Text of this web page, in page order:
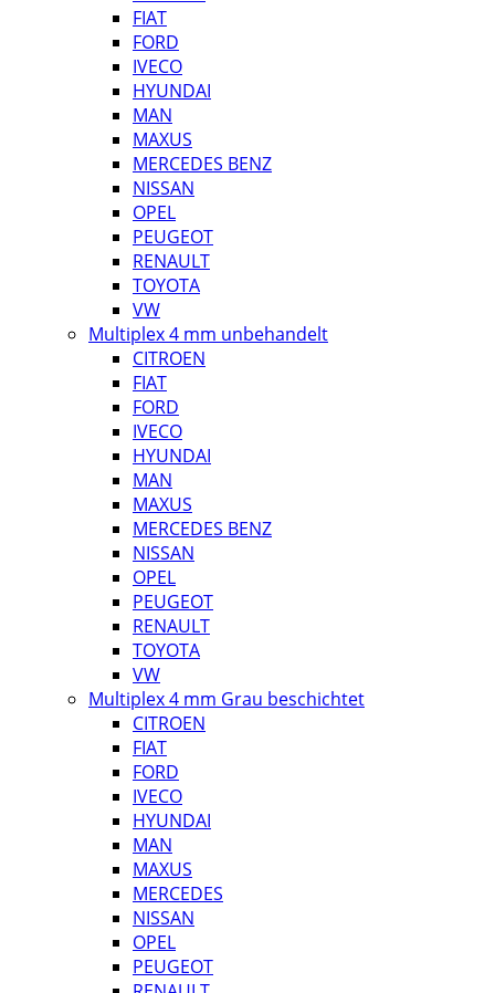
FIAT
FORD
IVECO
HYUNDAI
MAN
MAXUS
MERCEDES BENZ
NISSAN
OPEL
PEUGEOT
RENAULT
TOYOTA
VW
Multiplex 4 mm unbehandelt
CITROEN
FIAT
FORD
IVECO
HYUNDAI
MAN
MAXUS
MERCEDES BENZ
NISSAN
OPEL
PEUGEOT
RENAULT
TOYOTA
VW
Multiplex 4 mm Grau beschichtet
CITROEN
FIAT
FORD
IVECO
HYUNDAI
MAN
MAXUS
MERCEDES
NISSAN
OPEL
PEUGEOT